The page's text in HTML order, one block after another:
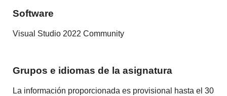
Software
Visual Studio 2022 Community
Grupos e idiomas de la asignatura
La información proporcionada es provisional hasta el 30